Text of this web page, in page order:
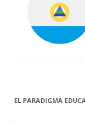
EL PARADIGMA